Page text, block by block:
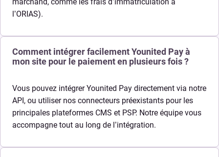
l’ORIAS).
Comment intégrer facilement Younited Pay à
mon site pour le paiement en plusieurs fois ?
Vous pouvez intégrer Younited Pay directement via notre
API, ou utiliser nos connecteurs préexistants pour les
principales plateformes CMS et PSP. Notre équipe vous
accompagne tout au long de l’intégration.